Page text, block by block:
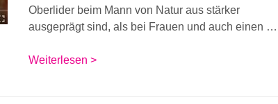
Oberlider beim Mann von Natur aus stärker
ausgeprägt sind, als bei Frauen und auch einen …
Weiterlesen >